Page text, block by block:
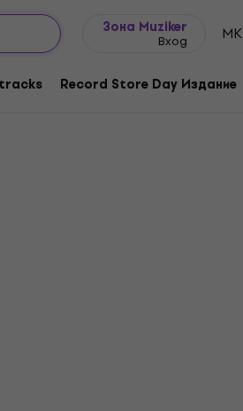
Зона Muziker
Вход MK
Record Store Day Издание